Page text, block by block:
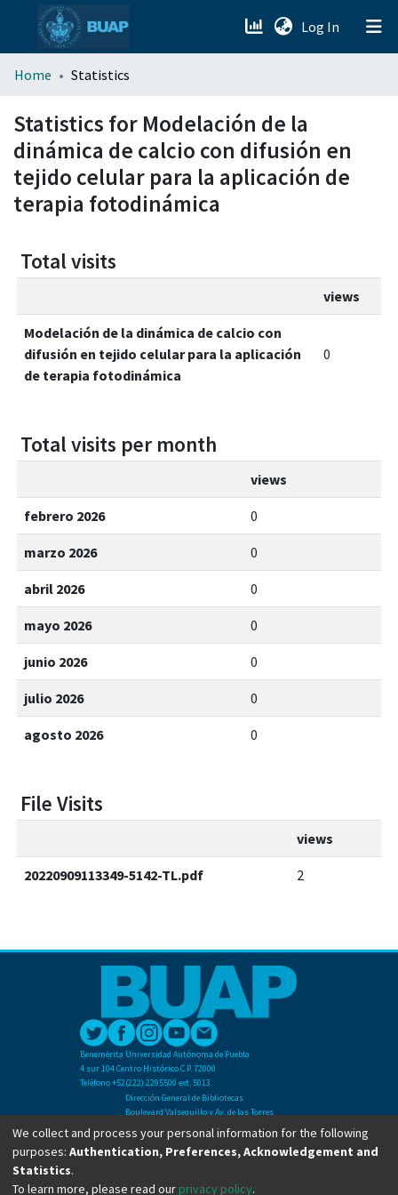
Log In (current)
menu.section.about_menu
All of DSpace
Home Statistics
Statistics for Modelación de la
dinámica de calcio con difusión en
tejido celular para la aplicación de
terapia fotodinámica
Total visits
views
Modelación de la dinámica de calcio con
difusión en tejido celular para la aplicación
de terapia fotodinámica
0
Total visits per month
views
febrero 2026 0
marzo 2026 0
abril 2026 0
mayo 2026 0
junio 2026 0
julio 2026 0
agosto 2026 0
File Visits
views
20220909113349-5142-TL.pdf 2
Benemérita Universidad Autónoma de Puebla
4 sur 104 Centro Histórico C.P. 72000
Teléfono +52(222) 2295500 ext. 5013
Dirección General de Bibliotecas
Boulevard Valsequillo y Av. de las Torres
Ciudad Universitaria. Col. San Manuel
C.P. 72570
Teléfono +52 (222) 2295500 Ext 2901
We collect and process your personal information for the following
purposes: Authentication, Preferences, Acknowledgement and
Statistics.
To learn more, please read our privacy policy.